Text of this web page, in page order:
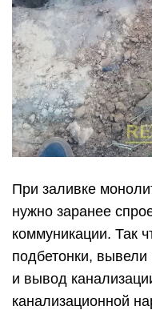
При заливке
нужно заранее
коммуникации. Так
подбетонки,
и вывод
канализационной